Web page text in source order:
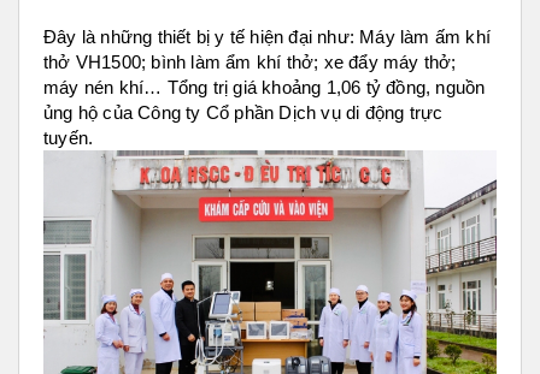
Đây là những thiết bị y tế hiện đại như: Máy làm ấm khí
thở VH1500; bình làm ẩm khí thở; xe đẩy máy thở;
máy nén khí… Tổng trị giá khoảng 1,06 tỷ đồng, nguồn
ủng hộ của Công ty Cổ phần Dịch vụ di động trực
tuyến.